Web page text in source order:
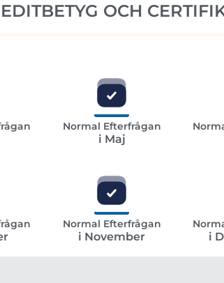
OCH
Normal Efterfrågan
i Maj
Normal Efterfrågan
i November i